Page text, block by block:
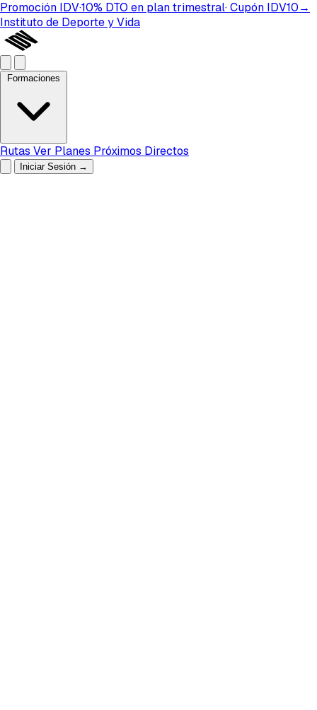
Promoción IDV·10% DTO en plantrimestral· Cupón IDV10→
Instituto de Deporte y Vida
Rutas Ver Planes Próximos Directos
Iniciar Sesión →